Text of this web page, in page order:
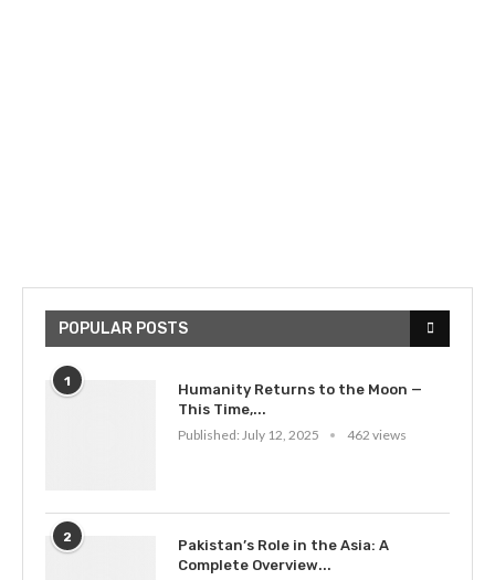
POPULAR POSTS
1
Humanity Returns to the Moon —
This Time,...
Published: July 12, 2025 462 views
2
Pakistan’s Role in the Asia: A
Complete Overview...